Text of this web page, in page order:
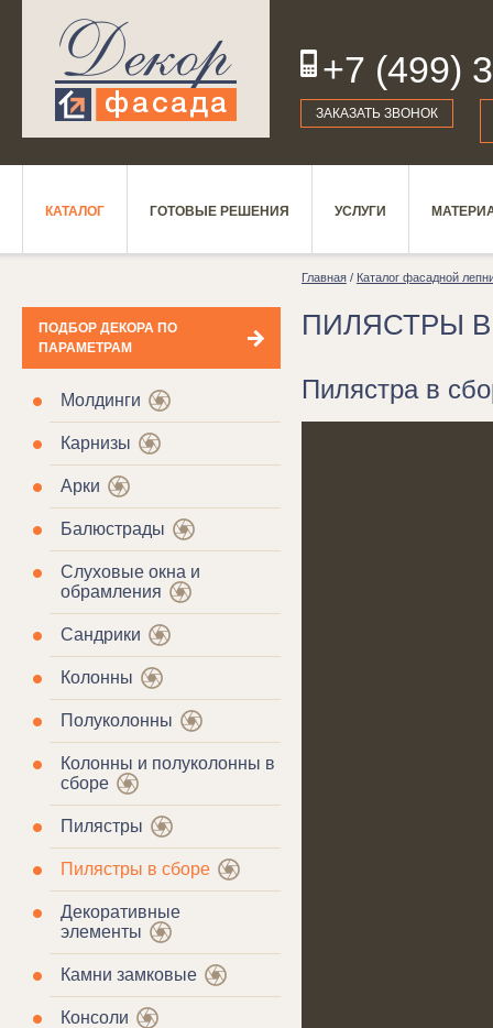
+7 (499)
19
ЗАКАЗАТЬ ЗВОНОК
КАТАЛОГ ГОТОВЫЕ РЕШЕНИЯ УСЛУГИ
ПОДБОР ДЕКОРА ПО
ПАРАМЕТРАМ
Молдинги
Карнизы
Арки
Балюстрады
Слуховые окна и
обрамления
Сандрики
Колонны
Полуколонны
Колонны и полуколонны в
сборе
Пилястры
Пилястры в сборе
Декоративные
элементы
Камни замковые
Консоли
Главная/ Каталог фасадной
ПИЛЯСТРЫ
Пилястра в